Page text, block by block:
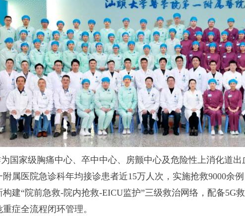
国家级胸痛中心、卒中中心、房颤中心及危险性上消化道
附属医院急诊科年均接诊患者近15万人次，实施抢救9000余
构建“院前急救-院内抢救-EICU监护”三级救治网络，配备5G
症全流程闭环管理。